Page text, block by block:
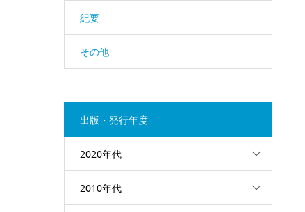
紀要
その他
出版・発行年度
2020年代
2010年代